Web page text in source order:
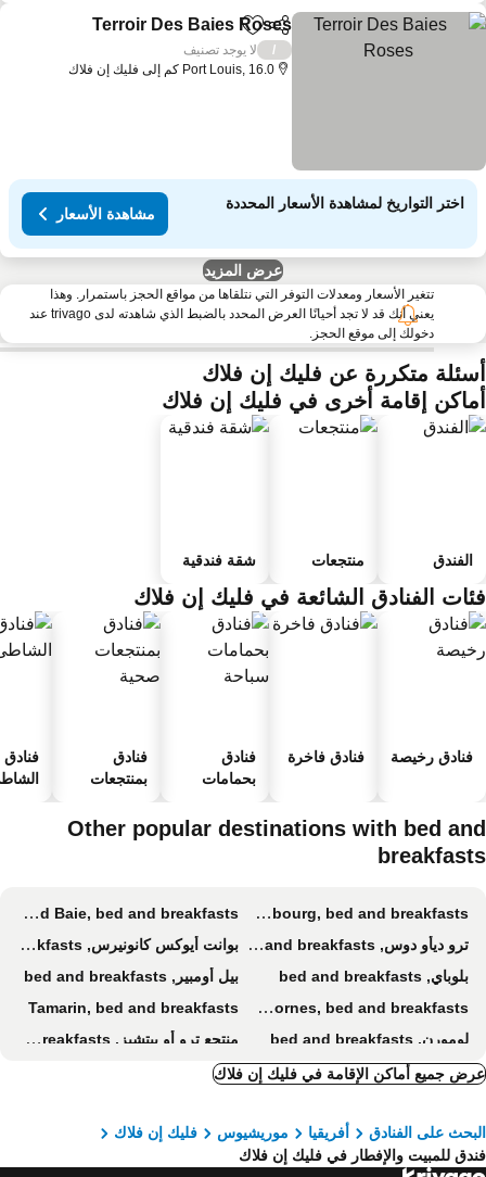
مشاركةAdd to favorites
Terroir Des Baies Roses
لا يوجد تصنيف
Port Louis, 16.0 كم إلى فليك إن فلاك
اختر التواريخ لمشاهدة الأسعار المحددة
مشاهدة الأسعار
عرض المزيد
تتغير الأسعار ومعدلات التوفر التي نتلقاها من مواقع الحجز باستمرار. وهذا
يعني أنك قد لا تجد أحيانًا العرض المحدد بالضبط الذي شاهدته لدى trivago عند
دخولك إلى موقع الحجز.
متكررة عن فليك إن فلاك
إقامة أخرى في فليك إن فلاك
الفندق منتجعات شقة فندقية
الفنادق الشائعة في فليك إن فلاك
فنادق رخيصة فنادق فاخرة
فنادق
بحمامات
فنادق
بمنتجعات
فنادق
Other popular destinations with bed
Mahébourg, bed and breakfasts
Grand Baie, bed and breakfasts
ترو ديأو دوس, bed and breakfasts
بوانت أيوكس كانونيرس, bed and breakfasts
بلوباي, bed and breakfasts
بيل أومبير, bed and breakfasts
Quatre Bornes, bed and breakfasts
Tamarin, bed and breakfasts
لومورن, bed and breakfasts
منتجع ترو أو بيتشيز, bed and breakfasts
Chamarel, bed and breakfasts
Rose Hill, bed and breakfasts
Soulliac, bed and breakfasts
Curepipe, bed and breakfasts
Port Louis, bed and breakfasts
Chemin Grenier, bed and breakfasts
جميع أماكن الإقامة في فليك إن فلاك
على الفنادق أفريقيا موريشيوس
فليك إن فلاك
للمبيت والإفطار في فليك إن فلاك